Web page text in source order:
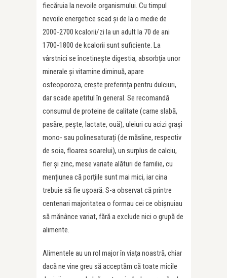
fiecăruia la nevoile organismului. Cu timpul
nevoile energetice scad și de la o medie de
2000-2700 kcalorii/zi la un adult la 70 de ani
1700-1800 de kcalorii sunt suficiente. La
vârstnici se încetinește digestia, absorbția unor
minerale și vitamine diminuă, apare
osteoporoza, crește preferința pentru dulciuri,
dar scade apetitul în general. Se recomandă
consumul de proteine de calitate (carne slabă,
pasăre, pește, lactate, ouă), uleiuri cu acizi grași
mono- sau polinesaturați (de măsline, respectiv
de soia, floarea soarelui), un surplus de calciu,
fier și zinc, mese variate alături de familie, cu
mențiunea că porțiile sunt mai mici, iar cina
trebuie să fie ușoară. S-a observat că printre
centenari majoritatea o formau cei ce obișnuiau
să mănânce variat, fără a exclude nici o grupă de
alimente.
Alimentele au un rol major în viața noastră, chiar
dacă ne vine greu să acceptăm că toate micile